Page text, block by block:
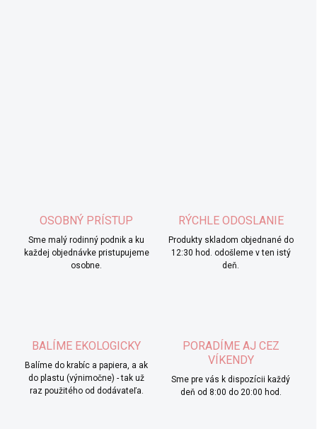
OSOBNÝ PRÍSTUP
Sme malý rodinný podnik a ku
každej objednávke pristupujeme
osobne.
RÝCHLE ODOSLANIE
Produkty skladom objednané do
12:30 hod. odošleme v ten istý
deň.
BALÍME EKOLOGICKY
Balíme do krabíc a papiera, a ak
do plastu (výnimočne) - tak už
raz použitého od dodávateľa.
PORADÍME AJ CEZ
VÍKENDY
Sme pre vás k dispozícii každý
deň od 8:00 do 20:00 hod.